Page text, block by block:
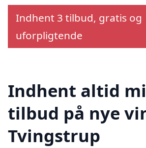
Indhent 3 tilbud, gratis og
uforpligtende
Indhent altid
tilbud på nye
Tvingstrup